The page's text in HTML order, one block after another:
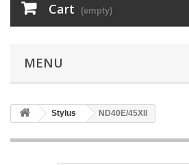
Cart (empty)
MENU
Stylus ND40E/45XII